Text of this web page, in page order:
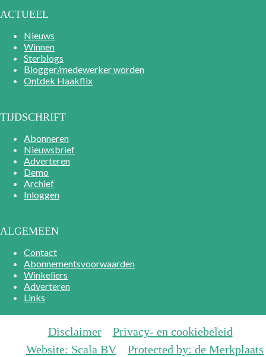
ACTUEEL
Nieuws
Winnen
Sterblogs
Blogger/medewerker worden
Ontdek Haakflix
TIJDSCHRIFT
Abonneren
Nieuwsbrief
Adverteren
Demo
Archief
Inloggen
ALGEMEEN
Contact
Abonnementsvoorwaarden
Winkeliers
Adverteren
Links
Disclaimer
Privacy- en cookiebeleid
Website: Scala BV
Protected by: de Merkplaats